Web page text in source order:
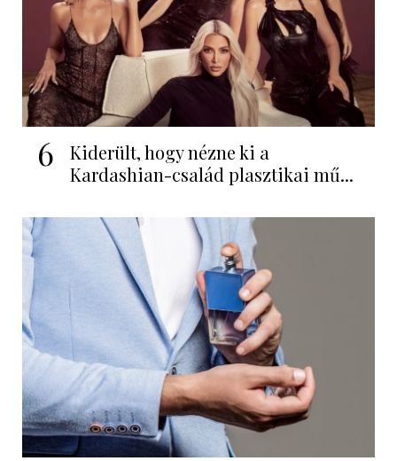
6
Kiderült, hogy nézne ki a
Kardashian-család plasztikai mű...